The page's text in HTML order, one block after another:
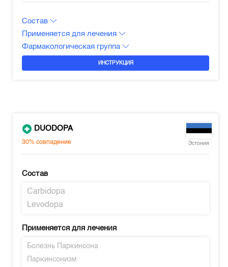
Состав
Применяется для лечения
Фармакологическая группа
ИНСТРУКЦИЯ
DUODOPA
30%совпадение Эстония
Состав
Carbidopa
Levodopa
Применяется для лечения
Болезнь Паркинсона
Паркинсонизм